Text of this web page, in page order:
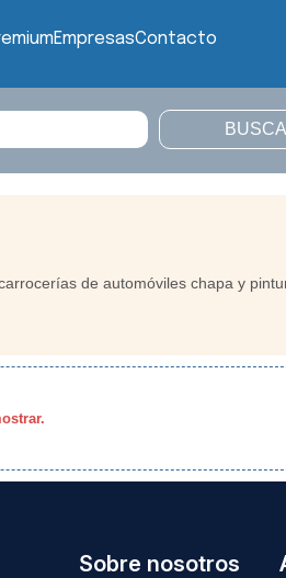
EmpresasContacto
de automóviles chapa y
Sobre nosotros